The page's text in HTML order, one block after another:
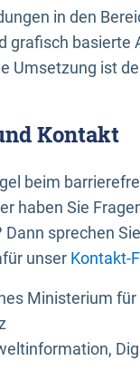
in den
grafisch basierte
Umsetzung ist
Kontakt
beim
haben Sie
sprechen
unser Kontakt-
Ministerium für